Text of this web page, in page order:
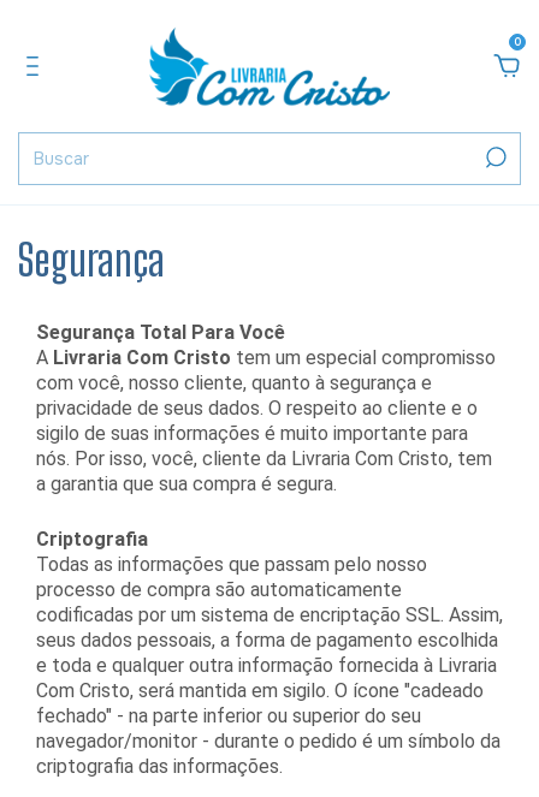
0
Segurança
Segurança Total Para Você
A Livraria Com Cristo tem um especial compromisso
com você, nosso cliente, quanto à segurança e
privacidade de seus dados. O respeito ao cliente e o
sigilo de suas informações é muito importante para
nós. Por isso, você, cliente da Livraria Com Cristo, tem
a garantia que sua compra é segura.
Criptografia
Todas as informações que passam pelo nosso
processo de compra são automaticamente
codificadas por um sistema de encriptação SSL. Assim,
seus dados pessoais, a forma de pagamento escolhida
e toda e qualquer outra informação fornecida à Livraria
Com Cristo, será mantida em sigilo. O ícone "cadeado
fechado" - na parte inferior ou superior do seu
navegador/monitor - durante o pedido é um símbolo da
criptografia das informações.